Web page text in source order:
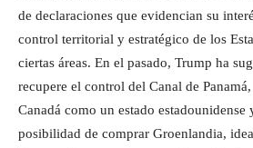
de declaraciones que evidencian su
control territorial y estratégico de los
ciertas áreas. En el pasado, Trump ha
recupere el control del Canal de
Canadá como un estado estadounidense
posibilidad de comprar Groenlandia,